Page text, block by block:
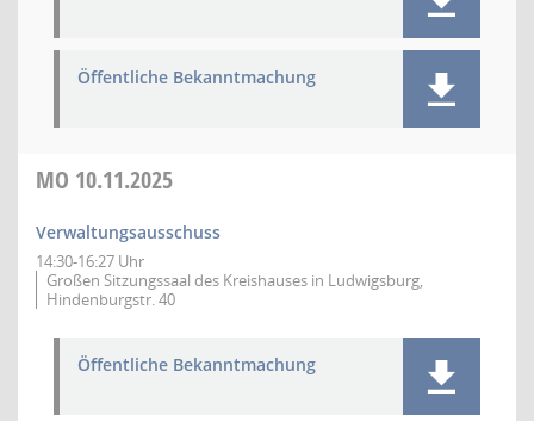
Öffentliche Bekanntmachung
MO 10.11.2025
Verwaltungsausschuss
14:30-16:27 Uhr
Großen Sitzungssaal des Kreishauses in Ludwigsburg,
Hindenburgstr. 40
Öffentliche Bekanntmachung